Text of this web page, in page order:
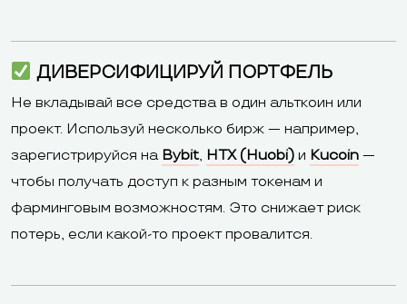
ДИВЕРСИФИЦИРУЙ ПОРТФЕЛЬ
Не вкладывай все средства в один альткоин или
проект. Используй несколько бирж — например,
зарегистрируйся на Bybit, HTX (Huobi) и Kucoin —
чтобы получать доступ к разным токенам и
фарминговым возможностям. Это снижает риск
потерь, если какой-то проект провалится.